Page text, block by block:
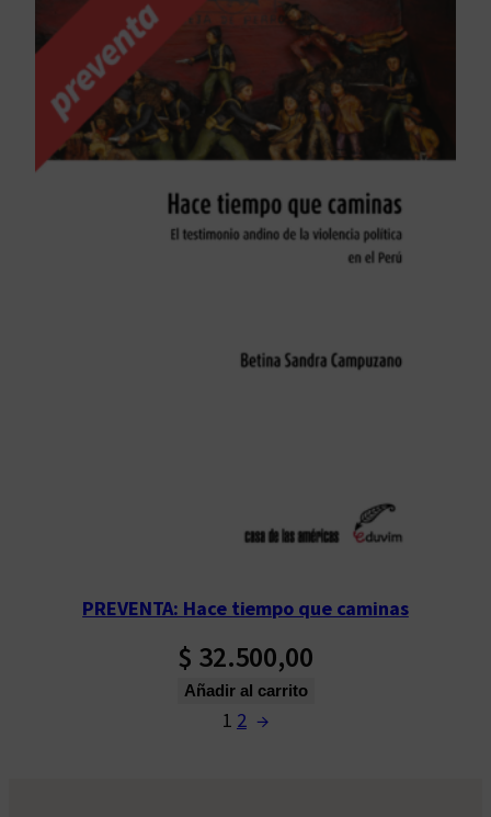
PREVENTA: Hace tiempo que caminas
$ 32.500,00
Añadir al carrito
1 2 →